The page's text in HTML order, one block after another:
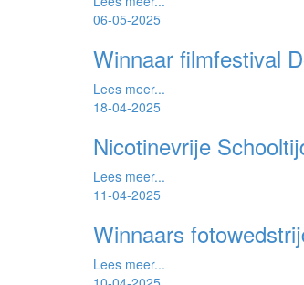
06-05-2025
Winnaar filmfestival
Lees meer...
18-04-2025
Nicotinevrije
Lees meer...
11-04-2025
Winnaars
Lees meer...